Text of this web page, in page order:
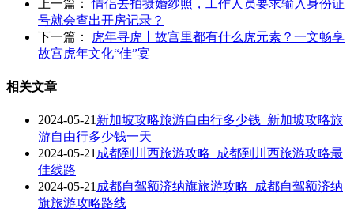
上一篇：情侣去拍摄婚纱照，工作人员要求输入身份证
号就会查出开房记录？
下一篇：
虎年寻虎丨故宫里都有什么虎元素？一文畅享
故宫虎年文化“佳”宴
相关文章
2024-05-21 新加坡攻略旅游自由行多少钱_新加坡攻略旅
游自由行多少钱一天
2024-05-21 成都到川西旅游攻略_成都到川西旅游攻略最
佳线路
2024-05-21 成都自驾额济纳旗旅游攻略_成都自驾额济纳
旗旅游攻略路线